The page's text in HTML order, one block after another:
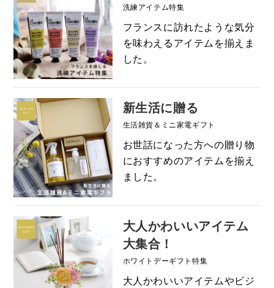
洗練アイテム特集
フランスに訪れたような気分
を味わえるアイテムを揃えま
した。
新生活に贈る
生活雑貨＆ミニ家電ギフト
お世話になった方への贈り物
におすすめのアイテムを揃え
ました。
大人かわいいアイテム
大集合！
ホワイトデーギフト特集
大人かわいいアイテムやビジ